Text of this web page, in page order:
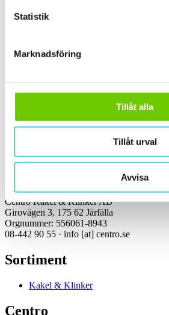
Statistik
Marknadsföring
Tillåt alla
Tillåt urval
Avvisa
Kakel, klinker, mosaik och granitkeramik →
Kundservice Konsument
Tel: 08-442 90 55
Centro Kakel & Klinker AB
Girovägen 3, 175 62 Järfälla
Orgnummer: 556061-8943
08-442 90 55 · info [at] centro.se
Sortiment
Kakel & Klinker
Centro